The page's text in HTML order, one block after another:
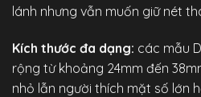
lánh nhưng vẫn muốn giữ nét
Kích thước đa dạng: các mẫu
rộng từ khoảng 24mm đến
nhỏ lẫn người thích mặt số lớn